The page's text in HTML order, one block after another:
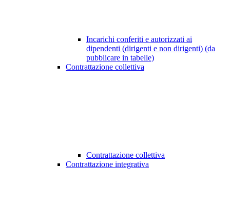
Incarichi conferiti e autorizzati ai
dipendenti (dirigenti e non dirigenti) (da
pubblicare in tabelle)
Contrattazione collettiva
Contrattazione collettiva
Contrattazione integrativa